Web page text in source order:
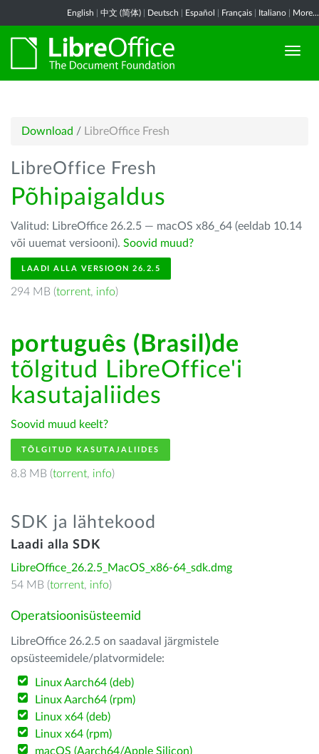
English 中文 (简体) Deutsch Español Français Italiano More...
Download / LibreOffice Fresh
LibreOffice Fresh
Põhipaigaldus
Valitud: LibreOffice 26.2.5 — macOS x86_64 (eeldab 10.14
või uuemat versiooni). Soovid muud?
LAADI ALLA VERSIOON 26.2.5
294 MB (torrent, info)
português (Brasil)de
tõlgitud LibreOffice'i
kasutajaliides
Soovid muud keelt?
TÕLGITUD KASUTAJALIIDES
8.8 MB (torrent, info)
SDK ja lähtekood
Laadi alla SDK
LibreOffice_26.2.5_MacOS_x86-64_sdk.dmg
54 MB (torrent, info)
Operatsioonisüsteemid
LibreOffice 26.2.5 on saadaval järgmistele
opsüsteemidele/platvormidele:
Linux Aarch64 (deb)
Linux Aarch64 (rpm)
Linux x64 (deb)
Linux x64 (rpm)
macOS (Aarch64/Apple Silicon)